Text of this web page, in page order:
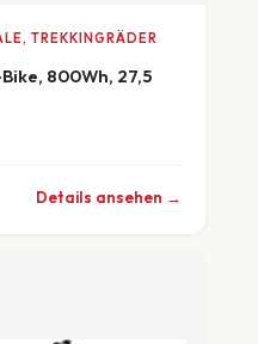
TREKKINGRÄDER
800Wh, 27,5
5.699,00 €
€.
Details ansehen →